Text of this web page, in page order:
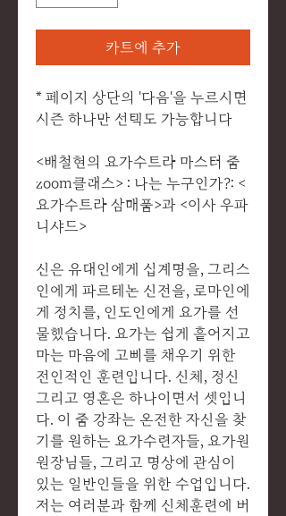
카트에 추가
* 페이지 상단의 '다음'을 누르시면
시즌 하나만 선택도 가능합니다
<배철현의 요가수트라 마스터 줌
zoom클래스> : 나는 누구인가?: <
요가수트라 삼매품>과 <이사 우파
니샤드>
신은 유대인에게 십계명을, 그리스
인에게 파르테논 신전을, 로마인에
게 정치를, 인도인에게 요가를 선
물했습니다. 요가는 쉽게 흩어지고
마는 마음에 고삐를 채우기 위한
전인적인 훈련입니다. 신체, 정신
그리고 영혼은 하나이면서 셋입니
다. 이 줌 강좌는 온전한 자신을 찾
기를 원하는 요가수련자들, 요가원
원장님들, 그리고 명상에 관심이
있는 일반인들을 위한 수업입니다.
저는 여러분과 함께 신체훈련에 버